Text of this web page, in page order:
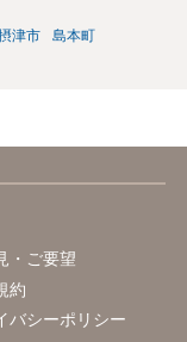
によること、③講師
の責任を限定するこ
作成された方がよろ
津市
島本町
・ご要望
約
バシーポリシー